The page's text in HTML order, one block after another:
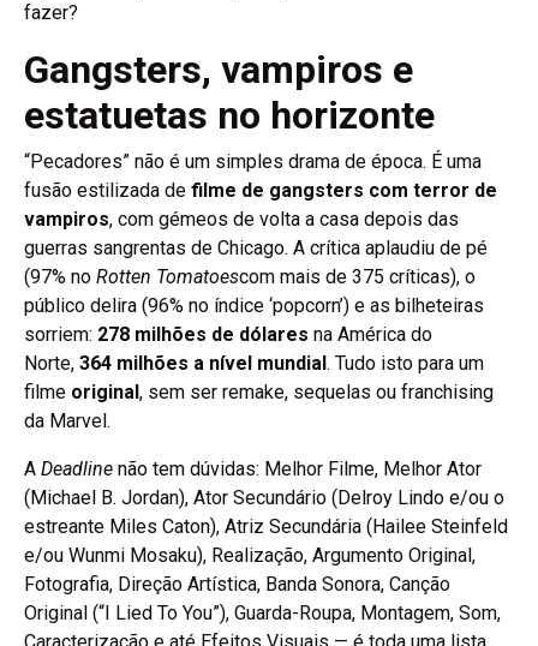
fazer?
Gangsters, vampiros e
estatuetas no horizonte
“Pecadores” não é um simples drama de época. É uma
fusão estilizada de filme de gangsters com terror de
vampiros, com gémeos de volta a casa depois das
guerras sangrentas de Chicago. A crítica aplaudiu de pé
(97% no Rotten Tomatoescom mais de 375 críticas), o
público delira (96% no índice ‘popcorn’) e as bilheteiras
sorriem: 278 milhões de dólares na América do
Norte, 364 milhões a nível mundial. Tudo isto para um
filme original, sem ser remake, sequelas ou franchising
da Marvel.
A Deadline não tem dúvidas: Melhor Filme, Melhor Ator
(Michael B. Jordan), Ator Secundário (Delroy Lindo e/ou o
estreante Miles Caton), Atriz Secundária (Hailee Steinfeld
e/ou Wunmi Mosaku), Realização, Argumento Original,
Fotografia, Direção Artística, Banda Sonora, Canção
Original (“I Lied To You”), Guarda-Roupa, Montagem, Som,